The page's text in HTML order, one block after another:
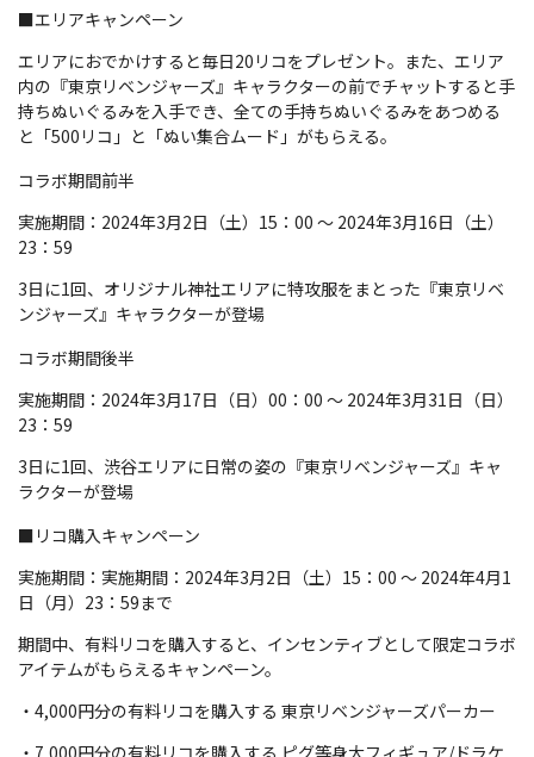
■エリアキャンペーン
エリアにおでかけすると毎日20リコをプレゼント。また、エリア
内の『東京リベンジャーズ』キャラクターの前でチャットすると手
持ちぬいぐるみを入手でき、全ての手持ちぬいぐるみをあつめる
と「500リコ」と「ぬい集合ムード」がもらえる。
コラボ期間前半
実施期間：2024年3月2日（土）15：00 ～ 2024年3月16日（土）
23：59
3日に1回、オリジナル神社エリアに特攻服をまとった『東京リベ
ンジャーズ』キャラクターが登場
コラボ期間後半
実施期間：2024年3月17日（日）00：00 ～ 2024年3月31日（日）
23：59
3日に1回、渋谷エリアに日常の姿の『東京リベンジャーズ』キャ
ラクターが登場
■リコ購入キャンペーン
実施期間：実施期間：2024年3月2日（土）15：00 ～ 2024年4月1
日（月）23：59まで
期間中、有料リコを購入すると、インセンティブとして限定コラボ
アイテムがもらえるキャンペーン。
・4,000円分の有料リコを購入する 東京リベンジャーズパーカー
・7,000円分の有料リコを購入する ピグ等身大フィギュア/ドラケ